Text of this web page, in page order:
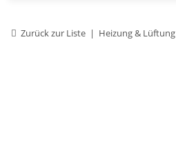
Zurück zur Liste Heizung & Lüftung